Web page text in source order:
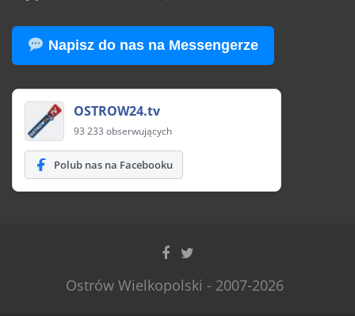
Napisz do nas na Messengerze
OSTROW24.tv
93 233 obserwujących
Polub nas na Facebooku
Ostrów Wielkopolski - 2007-2026